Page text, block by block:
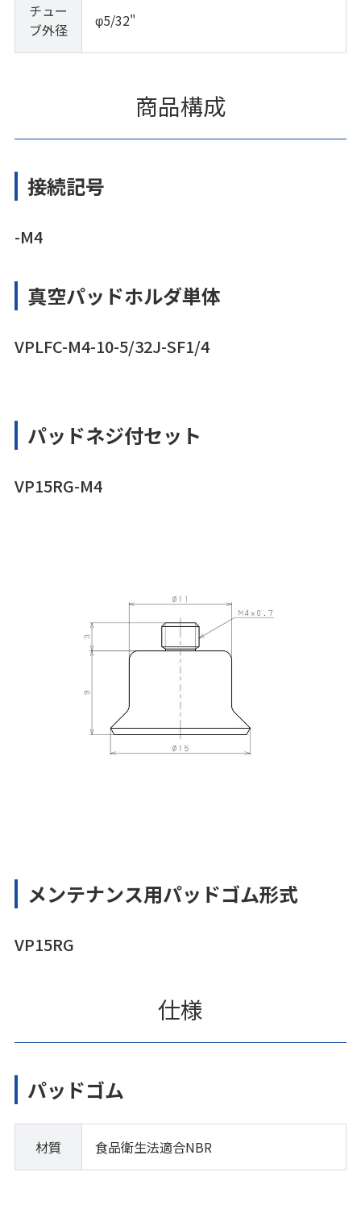
チュー
ブ外径
φ5/32"
商品構成
接続記号
-M4
真空パッドホルダ単体
VPLFC-M4-10-5/32J-SF1/4
パッドネジ付セット
VP15RG-M4
メンテナンス用パッドゴム形式
VP15RG
仕様
パッドゴム
材質 食品衛生法適合NBR